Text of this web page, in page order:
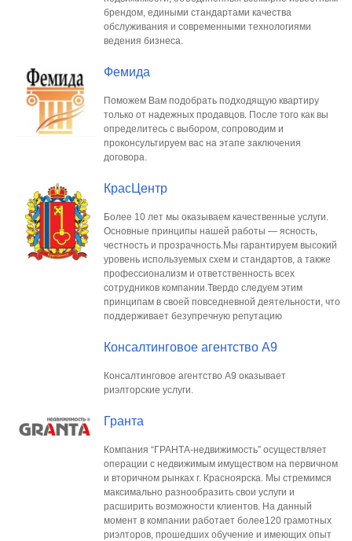
брендом, едиными стандартами качества
обслуживания и современными технологиями
ведения бизнеса.
Фемида
Поможем Вам подобрать подходящую квартиру
только от надежных продавцов. После того как вы
определитесь с выбором, сопроводим и
проконсультируем вас на этапе заключения
договора.
КрасЦентр
Более 10 лет мы оказываем качественные услуги.
Основные принципы нашей работы — ясность,
честность и прозрачность.Мы гарантируем высокий
уровень используемых схем и стандартов, а также
профессионализм и ответственность всех
сотрудников компании.Твердо следуем этим
принципам в своей повседнев­ной деятельности, что
поддерживает безупречную репутацию
Консалтинговое агентство А9
Консалтинговое агентство А9 оказывает
риэлторские услуги.
Гранта
Компания “ГРАНТА-недвижимость” осуществляет
операции с недвижимым имуществом на первичном
и вторичном рынках г. Красноярска. Мы стремимся
максимально разнообразить свои услуги и
расширить возможности клиентов. На данный
момент в компании работает более120 грамотных
риэлторов, прошедших обучение и имеющих опыт